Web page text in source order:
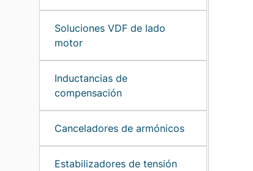
Soluciones VDF de lado
motor
Inductancias de
compensación
Canceladores de armónicos
Estabilizadores de tensión